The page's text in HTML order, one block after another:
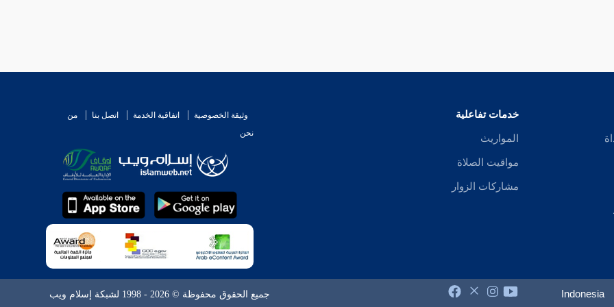
خدمات تفاعلية
المواريث
مواقيت الصلاة
مشاركات الزوار
وثيقة الخصوصية اتفاقية الخدمة اتصل بنا
من
نحن
Indonesia جميع الحقوق محفوظة © 2026 - 1998 لشبكة إسلام ويب